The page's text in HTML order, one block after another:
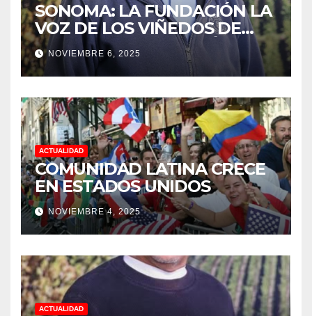
SONOMA: LA FUNDACIÓN LA
VOZ DE LOS VIÑEDOS DE
SONOMA, RECONOCIÓ A LOS
TRABAJADORES DEL MES DE
FEBRERO POR SU GRAN
TRABAJO EN LA PODA DE
UVAS
NOVIEMBRE 6, 2025
ACTUALIDAD
COMUNIDAD LATINA CRECE
EN ESTADOS UNIDOS
NOVIEMBRE 4, 2025
ACTUALIDAD